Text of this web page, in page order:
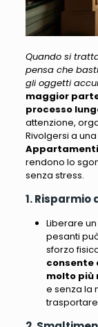
Quando si
pensa che
gli oggetti
maggior
processo
attenzione,
Rivolgersi a
Appartamenti
rendono lo
senza stress.
1.
Liberare
pesanti
sforzo
consente
molto più
e senza la